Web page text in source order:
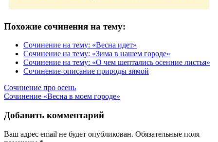
Похожие сочинения на тему:
Сочинение на тему: «Весна идет»
Сочинение на тему: «Зима в нашем городе»
Сочинение на тему: «О чем шептались осенние листья»
Сочинение-описание природы зимой
Навигация
по
записям
Сочинение про осень
Сочинение «Весна в моем городе»
Добавить комментарий
Ваш адрес email не будет опубликован. Обязательные поля